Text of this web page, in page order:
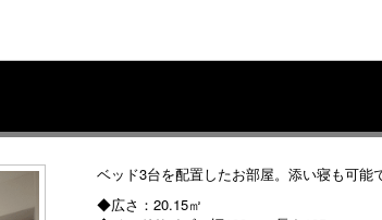
ベッド3台を配置したお部屋。添い寝も可能
◆広さ：20.15㎡